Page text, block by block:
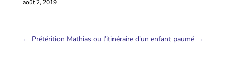
août 2, 2019
← Prétérition Mathias ou l’itinéraire d’un enfant paumé →